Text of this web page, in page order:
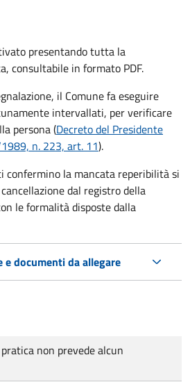
presentando tutta la
consultabile in formato PDF.
il Comune fa eseguire
intervallati, per verificare
persona (Decreto del Presidente
n. 223, art. 11).
confermino la mancata reperibilità si
dal registro della
le formalità disposte dalla
documenti da allegare
non prevede alcun